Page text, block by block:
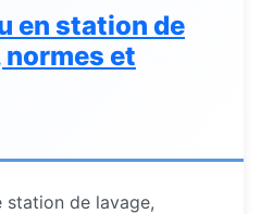
en station de
et
station de lavage,